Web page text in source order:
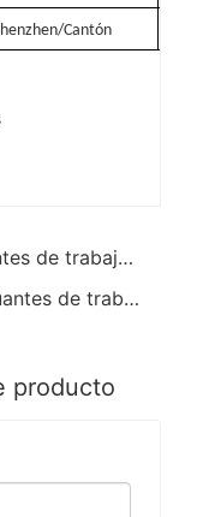
Cantón
Anterior entrada anterior : Guantes de trabajo resistentes al aceite de pvc rojo oscuro guantes personales 35cm
Siguiente entrada siguiente : Guantes de trabajo antideslizantes de pvc rojo oscuro con acabado arenoso 40cm
producto